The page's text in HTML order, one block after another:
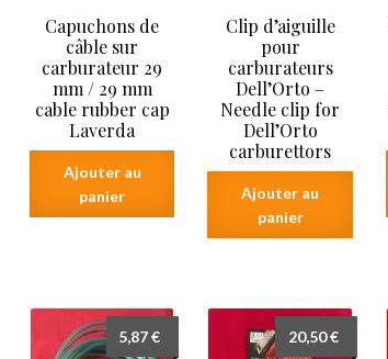
Capuchons de
câble sur
carburateur 29
mm / 29 mm
cable rubber cap
Laverda
Ajouter au
panier
Clip d’aiguille
pour
carburateurs
Dell’Orto –
Needle clip for
Dell’Orto
carburettors
Ajouter au
panier
5,87€ 20,50€